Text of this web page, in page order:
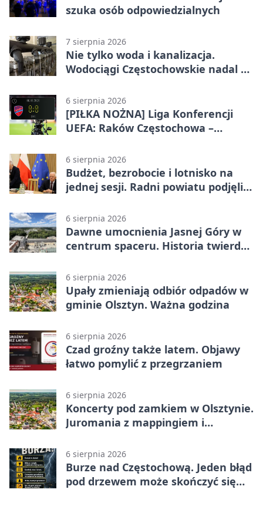
szuka osób odpowiedzialnych
7 sierpnia 2026
Nie tylko woda i kanalizacja.
Wodociągi Częstochowskie nadal w
6 sierpnia 2026
[PIŁKA NOŻNA] Liga Konferencji
UEFA: Raków Częstochowa –
meczu III rundy eliminacji
6 sierpnia 2026
Budżet, bezrobocie i lotnisko na
jednej sesji. Radni powiatu podjęli
6 sierpnia 2026
Dawne umocnienia Jasnej Góry w
centrum spaceru. Historia twierdzy
6 sierpnia 2026
Upały zmieniają odbiór odpadów w
gminie Olsztyn. Ważna godzina
6 sierpnia 2026
Czad groźny także latem. Objawy
łatwo pomylić z przegrzaniem
6 sierpnia 2026
Koncerty pod zamkiem w Olsztynie.
Juromania z mappingiem i
6 sierpnia 2026
Burze nad Częstochową. Jeden błąd
pod drzewem może skończyć się